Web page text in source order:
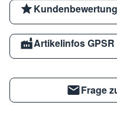
Artikelinfos GPSR
Frage